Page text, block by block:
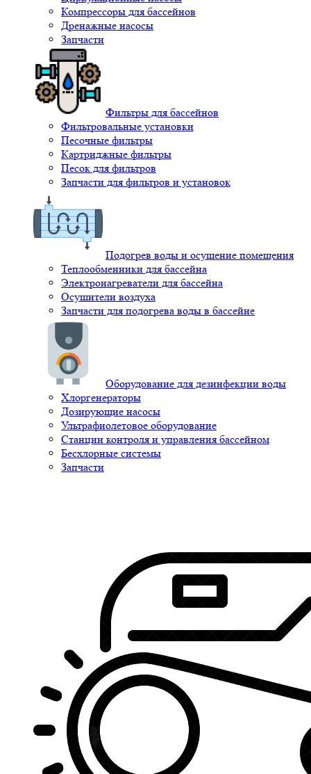
Компрессоры для бассейнов
Дренажные насосы
Запчасти
Фильтры для бассейнов
Фильтровальные установки
Песочные фильтры
Картриджные фильтры
Песок для фильтров
Запчасти для фильтров и установок
Подогрев воды и осушение помещения
Теплообменники для бассейна
Электронагреватели для бассейна
Осушители воздуха
Запчасти для подогрева воды в бассейне
Оборудование для дезинфекции воды
Хлоргенераторы
Дозирующие насосы
Ультрафиолетовое оборудование
Станции контроля и управления бассейном
Бесхлорные системы
Запчасти